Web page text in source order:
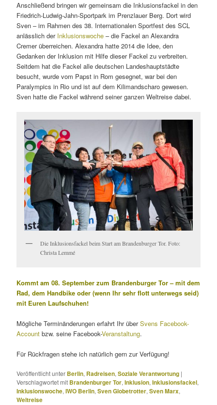
Anschließend bringen wir gemeinsam die Inklusionsfackel in den
Friedrich-Ludwig-Jahn-Sportpark im Prenzlauer Berg. Dort wird
Sven – im Rahmen des 38. Internationalen Sportfest des SCL
anlässlich der Inklusionswoche – die Fackel an Alexandra
Cremer überreichen. Alexandra hatte 2014 die Idee, den
Gedanken der Inklusion mit Hilfe dieser Fackel zu verbreiten.
Seitdem hat die Fackel alle deutschen Landeshauptstädte
besucht, wurde vom Papst in Rom gesegnet, war bei den
Paralympics in Rio und ist auf dem Kilimandscharo gewesen.
Sven hatte die Fackel während seiner ganzen Weltreise dabei.
Die Inklusionsfackel beim Start am Brandenburger Tor. Foto:
Christa Lemmé
Kommt am 08. September zum Brandenburger Tor – mit dem
Rad, dem Handbike oder (wenn Ihr sehr flott unterwegs seid)
mit Euren Laufschuhen!
Mögliche Terminänderungen erfahrt Ihr überSvens Facebook-
Account bzw. seine Facebook-Veranstaltung.
Für Rückfragen stehe ich natürlich gern zur Verfügung!
Veröffentlicht unter Berlin, Radreisen,Soziale Verantwortung |
Verschlagwortet mit Brandenburger Tor,Inklusion,Inklusionsfackel,
Inklusionswoche,IWO Berlin,Sven Globetrotter,Sven Marx,
Weltreise